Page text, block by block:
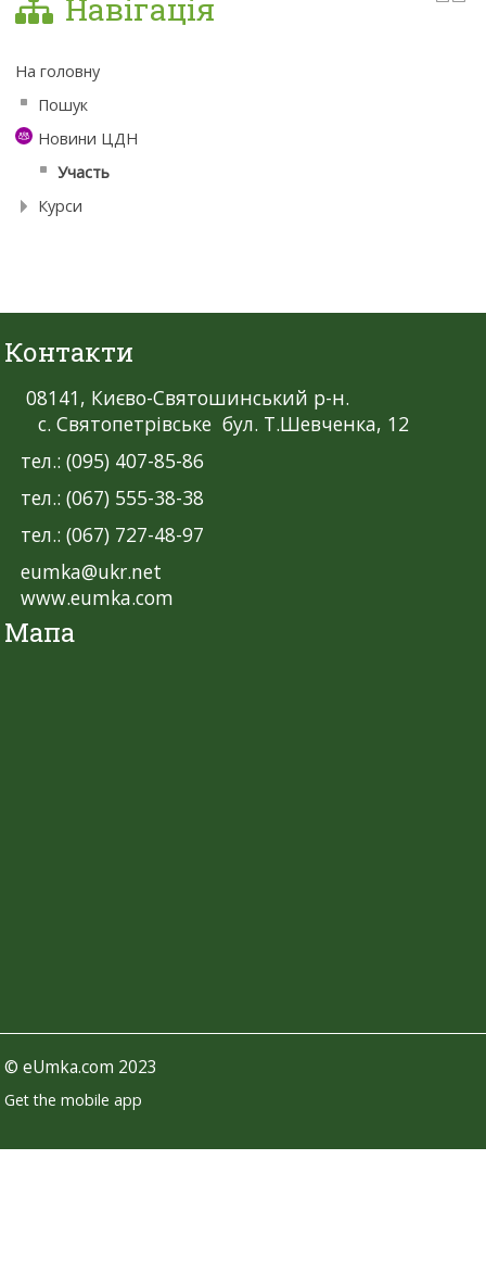
Навігація
На головну
Пошук
Новини ЦДН
Участь
Курси
Контакти
08141, Києво-Святошинський р-н.
с. Святопетрівське бул. Т.Шевченка, 12
тел.: (095) 407-85-86
тел.: (067) 555-38-38
тел.: (067) 727-48-97
eumka@ukr.net
www.eumka.com
Мапа
©eUmka.com 2023
Get the mobile app